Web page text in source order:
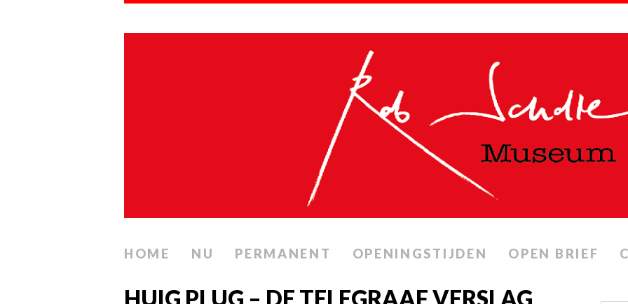
HOME NU PERMANENT OPENINGSTIJDEN OPEN BRIEF
HUIG PLUG – DE TELEGRAAF VERSLAG